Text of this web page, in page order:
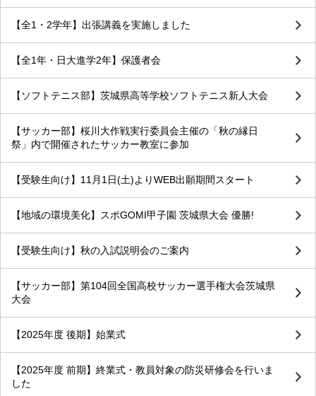
【全1・2学年】出張講義を実施しました
【全1年・日大進学2年】保護者会
【ソフトテニス部】茨城県高等学校ソフトテニス新人大会
【サッカー部】桜川大作戦実行委員会主催の「秋の縁日
祭」内で開催されたサッカー教室に参加
【受験生向け】11月1日(土)よりWEB出願期間スタート
【地域の環境美化】スポGOMI甲子園 茨城県大会 優勝!
【受験生向け】秋の入試説明会のご案内
【サッカー部】第104回全国高校サッカー選手権大会茨城県
大会
【2025年度 後期】始業式
【2025年度 前期】終業式・教員対象の防災研修会を行いま
した